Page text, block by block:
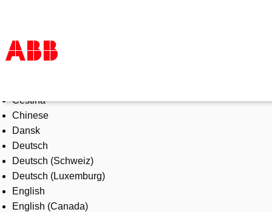
Products & Solutions
Industries
Services
About us
Where to buy
Contact us
Careers
Čeština
Chinese
Dansk
Deutsch
Deutsch (Schweiz)
Deutsch (Luxemburg)
English
English (Canada)